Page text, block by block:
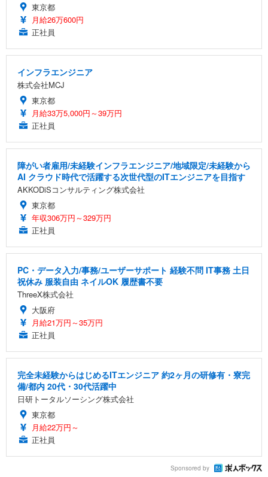
東京都
月給26万600円
正社員
インフラエンジニア
株式会社MCJ
東京都
月給33万5,000円～39万円
正社員
障がい者雇用/未経験インフラエンジニア/地域限定/未経験から
AI クラウド時代で活躍する次世代型のITエンジニアを目指す
AKKODiSコンサルティング株式会社
東京都
年収306万円～329万円
正社員
PC・データ入力/事務/ユーザーサポート 経験不問 IT事務 土日
祝休み 服装自由 ネイルOK 履歴書不要
ThreeX株式会社
大阪府
月給21万円～35万円
正社員
完全未経験からはじめるITエンジニア 約2ヶ月の研修有・寮完
備/都内 20代・30代活躍中
日研トータルソーシング株式会社
東京都
月給22万円～
正社員
Sponsored by